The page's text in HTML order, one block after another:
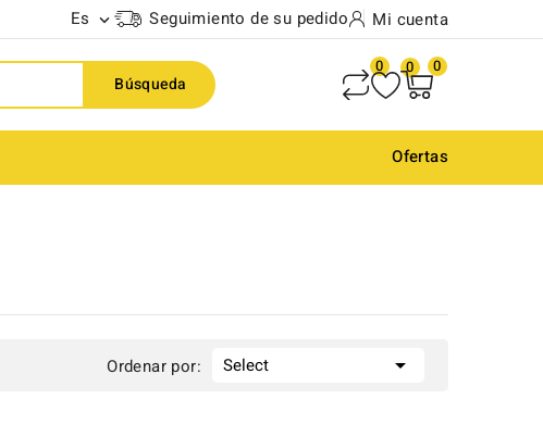
Es  Seguimiento de su pedido Mi cuenta
Búsqueda
0 0 0
Ofertas
Ordenar por: Select 